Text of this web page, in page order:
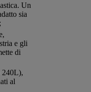
Un
sia
e gli
di
240L),
al